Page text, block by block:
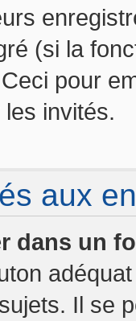
(si la
pour
invités.
aux
dans un
Il se